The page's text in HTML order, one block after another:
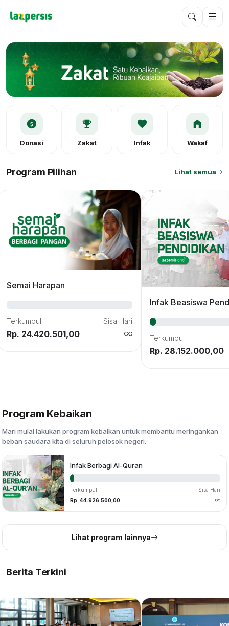
Donasi Zakat Infak Wakaf
Program Pilihan Lihat semua
Semai Harapan
Terkumpul
Rp. 24.420.501,00
Sisa Hari
Infak Beasiswa
Terkumpul
Rp. 28.152.000,00
Program Kebaikan
Mari mulai lakukan program kebaikan untuk membantu meringankan
beban saudara kita di seluruh pelosok negeri.
Infak Berbagi Al-Quran
Terkumpul
Rp. 44.926.500,00
Sisa Hari
Lihat program lainnya
Berita Terkini
Kewajiban Zakatnya?‎